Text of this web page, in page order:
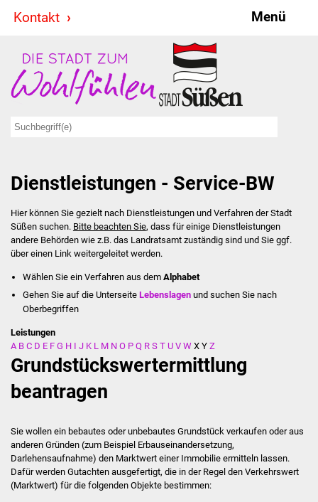
Kontakt Menü
Stadt & Politik
Bürgermeister
Ausschüsse
Ratsinformationssystem
Jugendbeirat
Summerrockfestival
Stadtverwaltung
Stellenangebote
Kontakt
Dienstleistungen - Service-BW
Hier können Sie gezielt nach Dienstleistungen und Verfahren der Stadt
Süßen suchen. Bitte beachten Sie, dass für einige Dienstleistungen
andere Behörden wie z.B. das Landratsamt zuständig sind und Sie ggf.
über einen Link weitergeleitet werden.
Wählen Sie ein Verfahren aus dem Alphabet
Gehen Sie auf die UnterseiteLebenslagen und suchen Sie nach
Oberbegriffen
Leistungen
A B C D E F G H I J K L M N O P Q R S T U V W X Y Z
Grundstückswertermittlung
beantragen
Sie wollen ein bebautes oder unbebautes Grundstück verkaufen oder aus
anderen Gründen(zum Beispiel Erbauseinandersetzung,
Darlehensaufnahme) den Marktwert einer Immobilie ermitteln lassen.
Dafür werden Gutachten ausgefertigt, die in der Regel den Verkehrswert
(Marktwert) für die folgenden Objekte bestimmen: